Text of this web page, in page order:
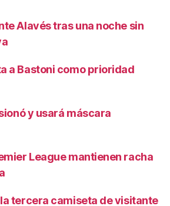
Alavés tras una noche sin
a Bastoni como prioridad
y usará máscara
League mantienen racha
tercera camiseta de visitante